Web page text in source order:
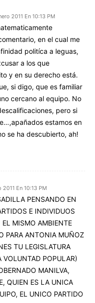
2011 En 10:13 PM
en el cual me
politíca a leguas,
a los que
y en su derecho está.
si digo, que es familiar
cercano al equipo. No
pero si
estamos en
se ha descubierto, ah!
2011 En 10:13 PM
PENSANDO EN
E INDIVIDUOS
EL MISMO AMBIENTE
PARA ANTONIA MUÑOZ
TU LEGISLATURA
VOLUNTAD POPULAR)
MANILVA,
QUIEN ES LA UNICA
EL UNICO PARTIDO